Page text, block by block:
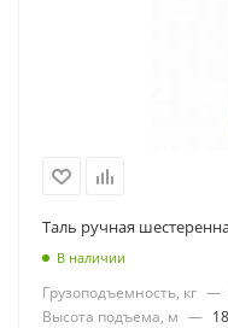
Таль ручная
В наличии
Грузоподъемность, кг —
Высота подъема, м — 18